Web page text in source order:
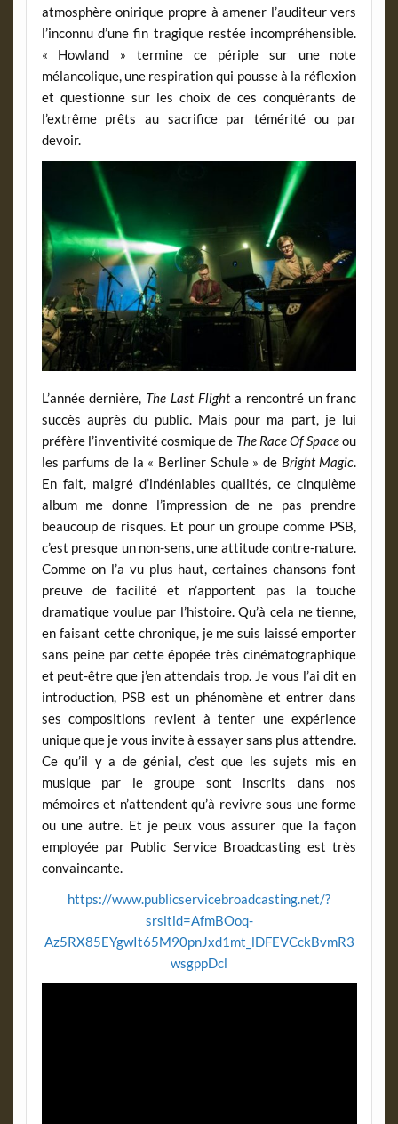
atmosphère onirique propre à amener l’auditeur vers
l’inconnu d’une fin tragique restée incompréhensible.
« Howland » termine ce périple sur une note
mélancolique, une respiration qui pousse à la réflexion
et questionne sur les choix de ces conquérants de
l’extrême prêts au sacrifice par témérité ou par
devoir.
L’année dernière, The Last Flighta rencontré un franc
succès auprès du public. Mais pour ma part, je lui
préfère l’inventivité cosmique de The Race Of Spaceou
les parfums de la « Berliner Schule » de Bright Magic
En fait, malgré d’indéniables qualités, ce cinquième
album me donne l’impression de ne pas prendre
beaucoup de risques. Et pour un groupe comme PSB,
c’est presque un non-sens, une attitude contre-nature.
Comme on l’a vu plus haut, certaines chansons font
preuve de facilité et n’apportent pas la touche
dramatique voulue par l’histoire. Qu’à cela ne tienne,
en faisant cette chronique, je me suis laissé emporter
sans peine par cette épopée très cinématographique
et peut-être que j’en attendais trop. Je vous l’ai dit en
introduction, PSB est un phénomène et entrer dans
ses compositions revient à tenter une expérience
unique que je vous invite à essayer sans plus attendre.
Ce qu’il y a de génial, c’est que les sujets mis en
musique par le groupe sont inscrits dans nos
mémoires et n’attendent qu’à revivre sous une forme
ou une autre. Et je peux vous assurer que la façon
employée par Public Service Broadcasting est très
convaincante.
https://www.publicservicebroadcasting.net/?
srsltid=AfmBOoq-
Az5RX85EYgwIt65M90pnJxd1mt_lDFEVCckBvmR3
wsgppDcl